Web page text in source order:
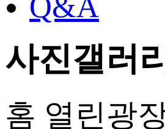
사진갤러
홈 열린광